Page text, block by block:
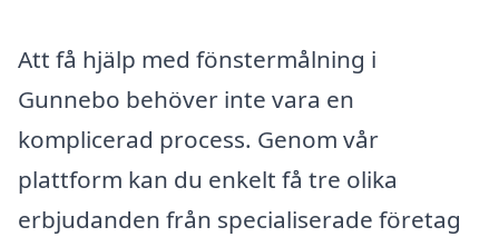
Att få hjälp med fönstermålning i
Gunnebo behöver inte vara en
komplicerad process. Genom vår
plattform kan du enkelt få tre olika
erbjudanden från specialiserade företag